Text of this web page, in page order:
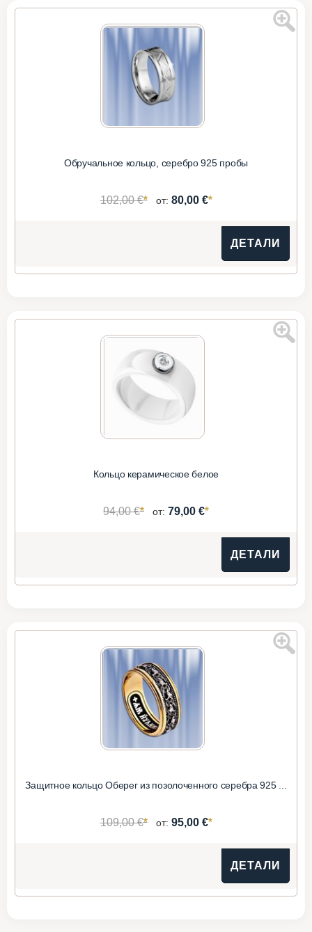
Обручальное кольцо, серебро 925 пробы
102,00 €* от: 80,00 €*
ДЕТАЛИ
Кольцо керамическое белое
94,00 €* от: 79,00 €*
ДЕТАЛИ
Защитное кольцо Оберег из позолоченного серебра 925 ...
109,00 €* от: 95,00 €*
ДЕТАЛИ